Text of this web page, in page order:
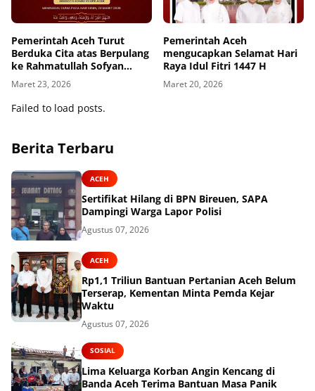
Pemerintah Aceh Turut
Berduka Cita atas Berpulang
ke Rahmatullah Sofyan
Puteh
Maret 23, 2026
Pemerintah Aceh
mengucapkan Selamat Hari
Raya Idul Fitri 1447 H
Maret 20, 2026
Failed to load posts.
Berita Terbaru
ACEH
Sertifikat Hilang di BPN Bireuen, SAPA
Dampingi Warga Lapor Polisi
Agustus 07, 2026
ACEH
Rp1,1 Triliun Bantuan Pertanian Aceh Belum
Terserap, Kementan Minta Pemda Kejar
Waktu
Agustus 07, 2026
SOSIAL
Lima Keluarga Korban Angin Kencang di
Banda Aceh Terima Bantuan Masa Panik